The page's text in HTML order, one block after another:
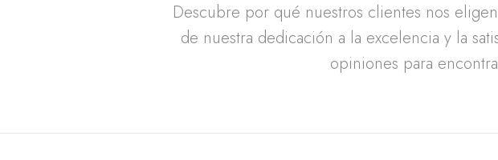
Descubre por qué nuestros clientes nos
de nuestra dedicación a la excelencia y la
opiniones para